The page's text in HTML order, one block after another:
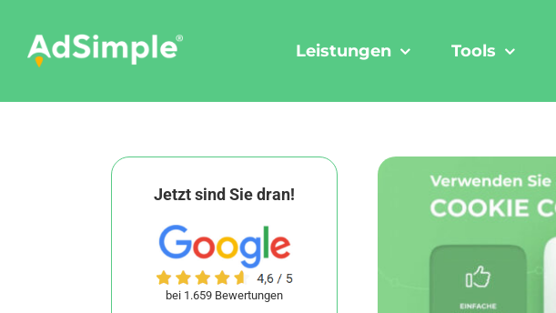
content
Leistungen Tools
Jetzt sind Sie dran!
bei 1.659 Bewertungen